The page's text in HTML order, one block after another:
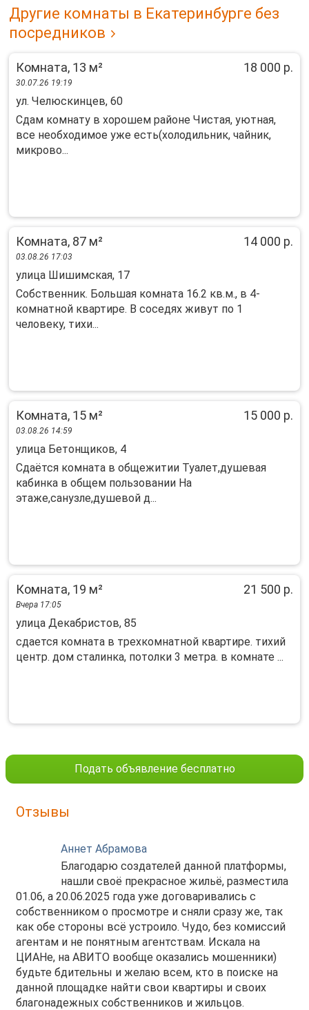
Другие комнаты в Екатеринбурге без
посредников
Комната, 13 м² 18 000 р.
30.07.26 19:19
ул. Челюскинцев, 60
Сдам комнату в хорошем районе Чистая, уютная,
все необходимое уже есть(холодильник, чайник,
микрово...
Комната, 87 м² 14 000 р.
03.08.26 17:03
улица Шишимская, 17
Собственник. Большая комната 16.2 кв.м., в 4-
комнатной квартире. В соседях живут по 1
человеку, тихи...
Комната, 15 м² 15 000 р.
03.08.26 14:59
улица Бетонщиков, 4
Сдаётся комната в общежитии Туалет,душевая
кабинка в общем пользовании На
этаже,санузле,душевой д...
Комната, 19 м² 21 500 р.
Вчера 17:05
улица Декабристов, 85
сдается комната в трехкомнатной квартире. тихий
центр. дом сталинка, потолки 3 метра. в комнате ...
Подать объявление бесплатно
Отзывы
Аннет Абрамова
Благодарю создателей данной платформы,
нашли своё прекрасное жильё, разместила
01.06, а 20.06.2025 года уже договаривались с
собственником о просмотре и сняли сразу же, так
как обе стороны всё устроило. Чудо, без комиссий
агентам и не понятным агентствам. Искала на
ЦИАНе, на АВИТО вообще оказались мошенники)
будьте бдительны и желаю всем, кто в поиске на
данной площадке найти свои квартиры и своих
благонадежных собственников и жильцов.